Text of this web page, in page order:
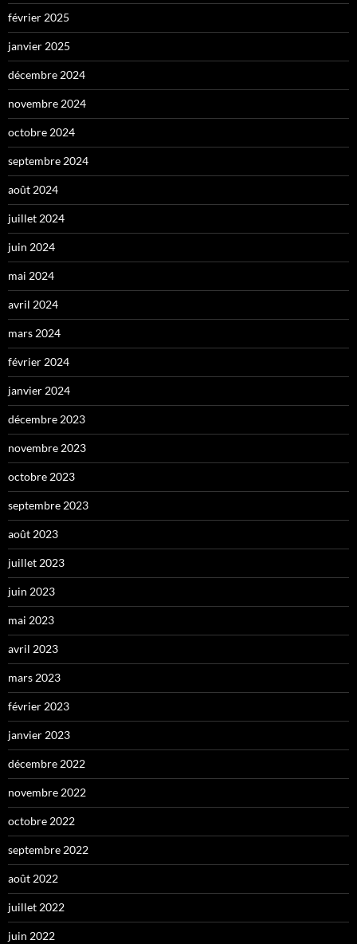
février 2025
janvier 2025
décembre 2024
novembre 2024
octobre 2024
septembre 2024
août 2024
juillet 2024
juin 2024
mai 2024
avril 2024
mars 2024
février 2024
janvier 2024
décembre 2023
novembre 2023
octobre 2023
septembre 2023
août 2023
juillet 2023
juin 2023
mai 2023
avril 2023
mars 2023
février 2023
janvier 2023
décembre 2022
novembre 2022
octobre 2022
septembre 2022
août 2022
juillet 2022
juin 2022